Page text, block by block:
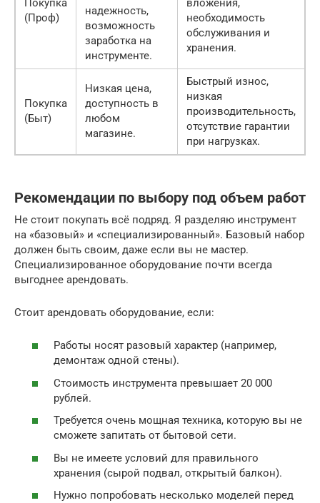
(Проф)
надежность,
возможность
заработка на
инструменте.
необходимость
обслуживания и
хранения.
Покупка
(Быт)
Низкая цена,
доступность в
любом
магазине.
Быстрый износ,
низкая
производительность,
отсутствие гарантии
при нагрузках.
Рекомендации по выбору под объем работ
Не стоит покупать всё подряд. Я разделяю инструмент
на «базовый» и «специализированный». Базовый набор
должен быть своим, даже если вы не мастер.
Специализированное оборудование почти всегда
выгоднее арендовать.
Стоит арендовать оборудование, если:
Работы носят разовый характер (например,
демонтаж одной стены).
Стоимость инструмента превышает 20 000
рублей.
Требуется очень мощная техника, которую вы не
сможете запитать от бытовой сети.
Вы не имеете условий для правильного
хранения (сырой подвал, открытый балкон).
Нужно попробовать несколько моделей перед